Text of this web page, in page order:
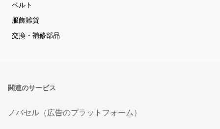
ベルト
服飾雑貨
交換・補修部品
関連のサービス
ノバセル（広告のプラットフォーム）